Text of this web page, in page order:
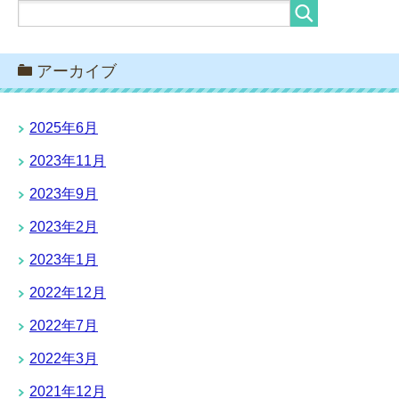
アーカイブ
2025年6月
2023年11月
2023年9月
2023年2月
2023年1月
2022年12月
2022年7月
2022年3月
2021年12月